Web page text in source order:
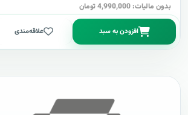
بدون مالیات: 4,990,000 تومان
افزودن به سبد علاقه‌مندی